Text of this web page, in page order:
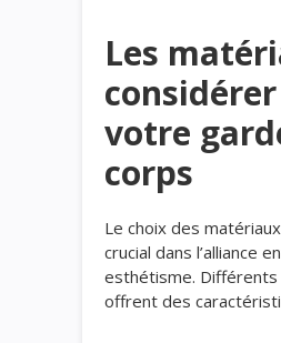
Les
votre
corps
Le choix des
crucial dans l’alliance
esthétisme.
offrent des